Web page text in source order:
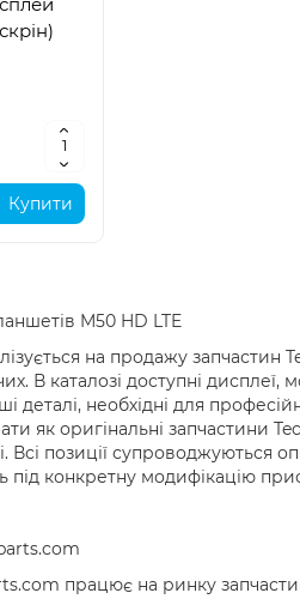
Купити
M50 HD LTE
на продажу
В каталозі доступні дисплеї,
деталі, необхідні для
як оригінальні запчастини
Всі позиції супроводжуються
під конкретну модифікацію
працює на ринку